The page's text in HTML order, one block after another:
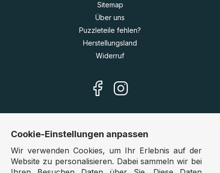
Sitemap
Über uns
Puzzleteile fehlen?
Herstellungsland
Widerruf
Unsere Shops
Deutschland:www.puzzle.de
Cookie-Einstellungen anpassen
Wir verwenden Cookies, um Ihr Erlebnis auf der
Website zu personalisieren. Dabei sammeln wir bei